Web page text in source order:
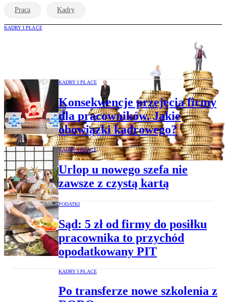
Praca Kadry
KADRY I PŁACE
Przejęcie pracowników nie zawsze ma
KADRY I PŁACE
Konsekwencje przejęcia firmy
dla pracowników. Jakie
obowiązki kadrowego?
KADRY I PŁACE
Urlop u nowego szefa nie
zawsze z czystą kartą
PODATKI
Sąd: 5 zł od firmy do posiłku
pracownika to przychód
opodatkowany PIT
KADRY I PŁACE
Po transferze nowe szkolenia z